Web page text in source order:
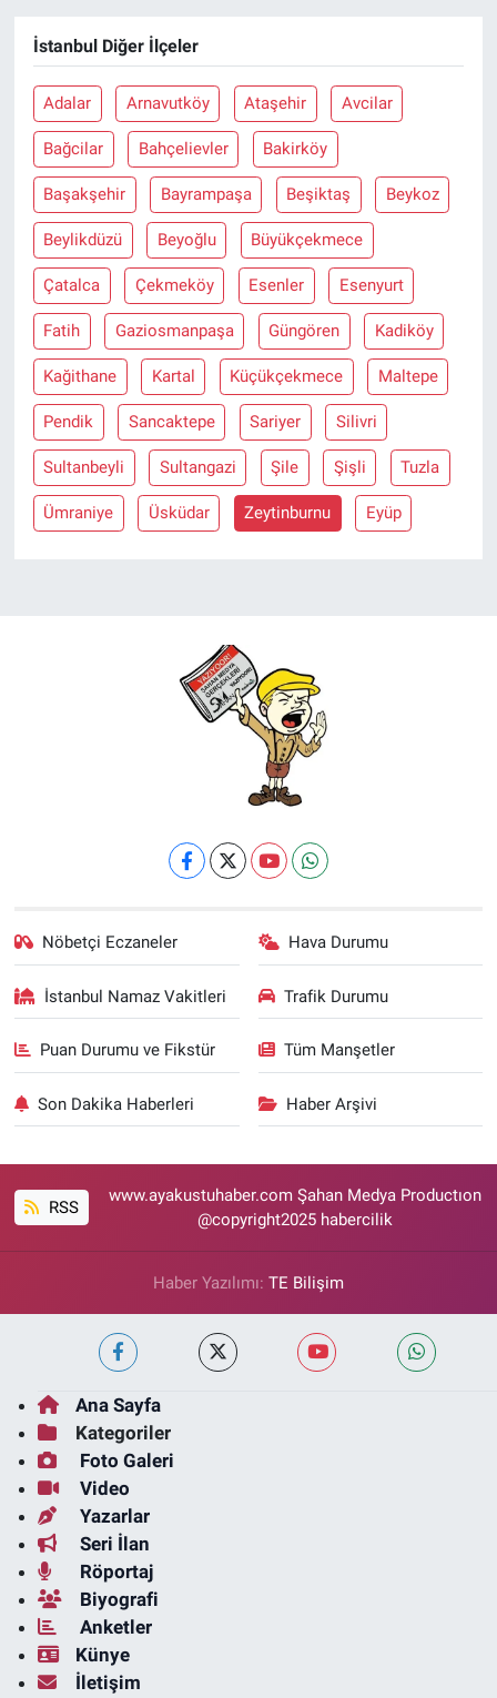
İstanbul Diğer İlçeler
Adalar Arnavutköy Ataşehir Avcilar
Bağcilar Bahçelievler Bakirköy
Başakşehir Bayrampaşa Beşiktaş Beykoz
Beylikdüzü Beyoğlu Büyükçekmece
Çatalca Çekmeköy Esenler Esenyurt
Fatih Gaziosmanpaşa Güngören Kadiköy
Kağithane Kartal Küçükçekmece Maltepe
Pendik Sancaktepe Sariyer Silivri
Sultanbeyli Sultangazi Şile Şişli Tuzla
Ümraniye Üsküdar Zeytinburnu Eyüp
Nöbetçi Eczaneler Hava Durumu
İstanbul Namaz Vakitleri Trafik Durumu
Puan Durumu ve Fikstür Tüm Manşetler
Son Dakika Haberleri Haber Arşivi
RSS
www.ayakustuhaber.com Şahan Medya Productıon
@copyright2025 habercilik
Haber Yazılımı: TE Bilişim
Ana Sayfa
Kategoriler
Foto Galeri
Video
Yazarlar
Seri İlan
Röportaj
Biyografi
Anketler
Künye
İletişim